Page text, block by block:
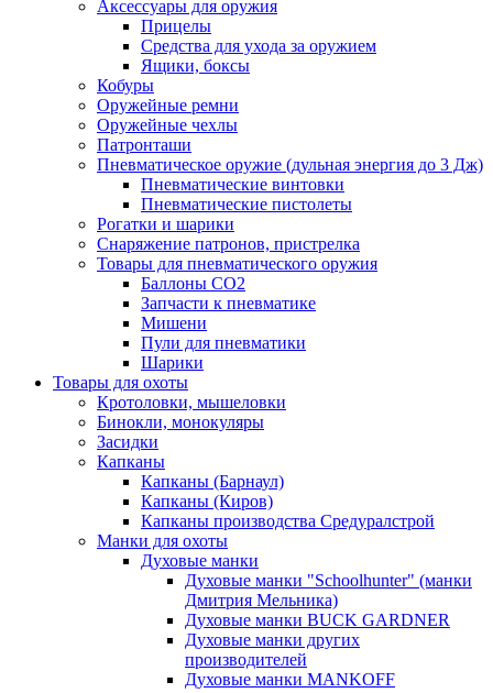
Аксессуары для оружия
Прицелы
Средства для ухода за оружием
Ящики, боксы
Кобуры
Оружейные ремни
Оружейные чехлы
Патронташи
Пневматическое оружие (дульная энергия до 3 Дж)
Пневматические винтовки
Пневматические пистолеты
Рогатки и шарики
Снаряжение патронов, пристрелка
Товары для пневматического оружия
Баллоны СО2
Запчасти к пневматике
Мишени
Пули для пневматики
Шарики
Товары для охоты
Кротоловки, мышеловки
Бинокли, монокуляры
Засидки
Капканы
Капканы (Барнаул)
Капканы (Киров)
Капканы производства Средуралстрой
Манки для охоты
Духовые манки
Духовые манки "Schoolhunter" (манки
Дмитрия Мельника)
Духовые манки BUCK GARDNER
Духовые манки других
производителей
Духовые манки MANKOFF